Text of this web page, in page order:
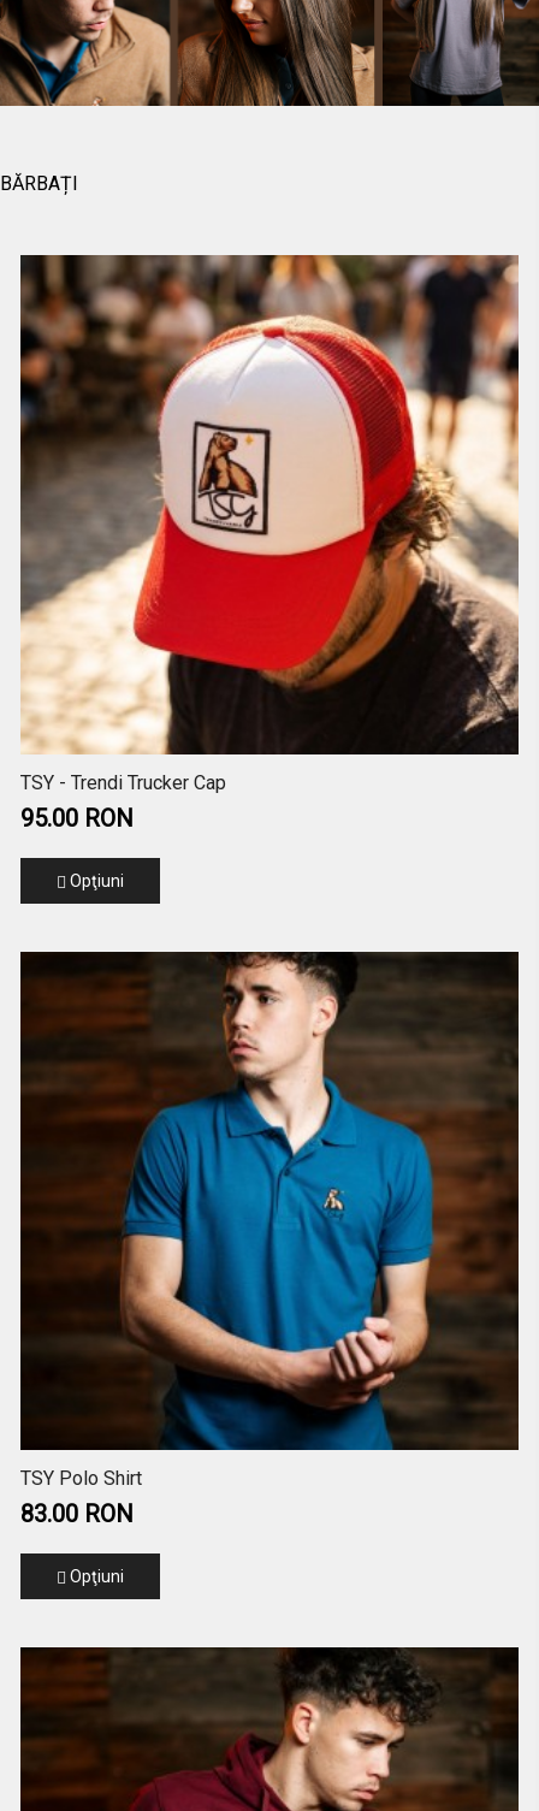
BĂRBAȚI
TSY - Trendi Trucker Cap
95.00 RON
Opţiuni
TSY Polo Shirt
83.00 RON
Opţiuni